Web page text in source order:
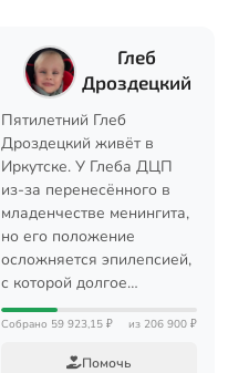
Глеб
Дроздецкий
Пятилетний Глеб
Дроздецкий живёт в
Иркутске. У Глеба ДЦП
из-за перенесённого в
младенчестве менингита,
но его положение
осложняется эпилепсией,
с которой долгое…
Собрано 59 923,15 ₽ из 206 900 ₽
Помочь